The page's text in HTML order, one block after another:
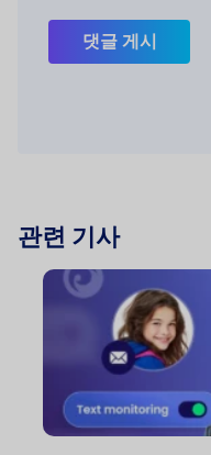
댓글 게시
관련 기사